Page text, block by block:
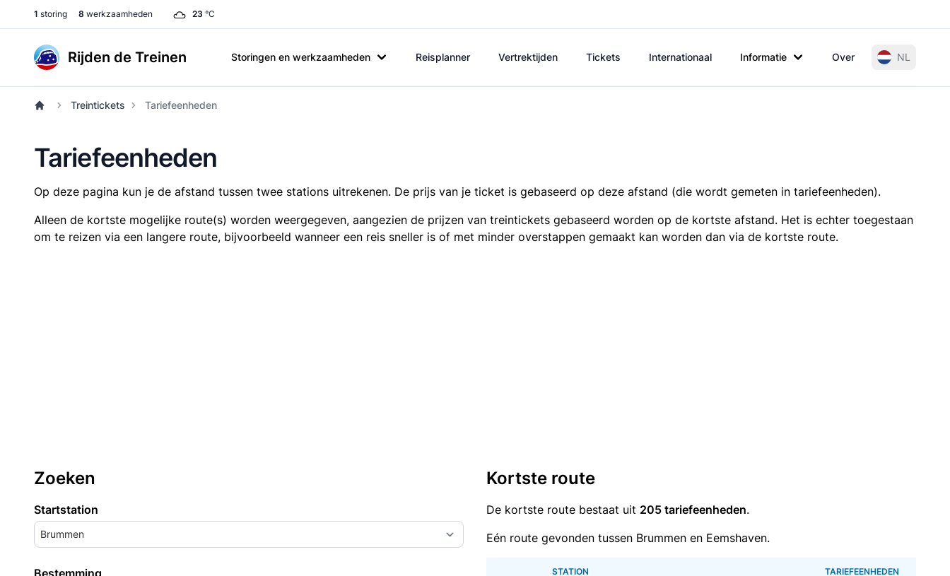
1 storing 8 werkzaamheden 23 °C
Rijden de Treinen Storingen en werkzaamheden Reisplanner Vertrektijden Tickets Internationaal Informatie Over NL
Treintickets Tariefeenheden
Tariefeenheden
Op deze pagina kun je de afstand tussen twee stations uitrekenen. De prijs van je ticket is gebaseerd op deze afstand (die wordt gemeten in tariefeenheden).
Alleen de kortste mogelijke route(s) worden weergegeven, aangezien de prijzen van treintickets gebaseerd worden op de kortste afstand. Het is echter toegestaan
om te reizen via een langere route, bijvoorbeeld wanneer een reis sneller is of met minder overstappen gemaakt kan worden dan via de kortste route.
Zoeken
Startstation
Brummen
Bestemming
Kortste route
De kortste route bestaat uit 205 tariefeenheden.
Eén route gevonden tussen Brummen en Eemshaven.
STATION TARIEFEENHEDEN